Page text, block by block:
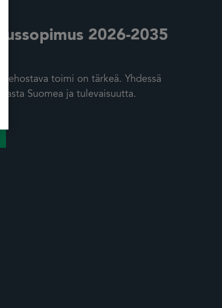
2026-2035
tehostava toimi on tärkeä. Yhdessä
Suomea ja tulevaisuutta.